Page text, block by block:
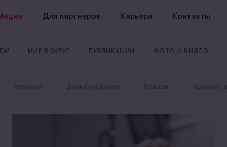
Для партнеров Карьера Контакты
МИР ВОКРУГ ПУБЛИКАЦИИ ФОТО И ВИДЕО